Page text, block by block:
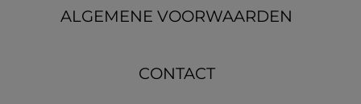
ALGEMENE VOORWAARDEN
CONTACT